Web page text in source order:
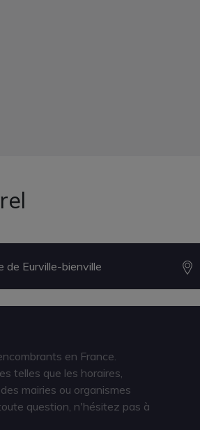
de Eurville-bienville
en France.
telles que les horaires,
mairies ou organismes
question, n'hésitez pas à